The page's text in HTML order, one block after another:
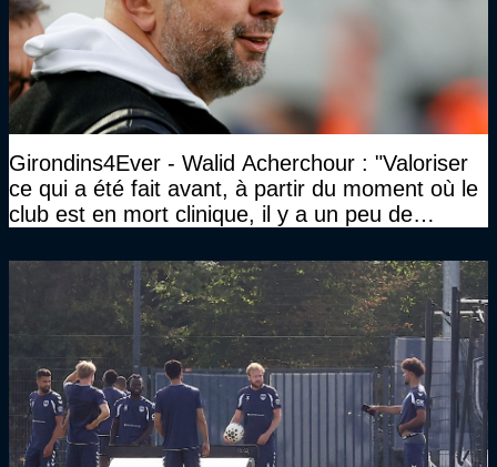
Girondins4Ever - Walid Acherchour : "Valoriser
ce qui a été fait avant, à partir du moment où le
club est en mort clinique, il y a un peu de